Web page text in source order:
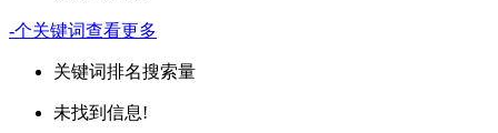
-个关键词查看更多
关键词排名搜索量
未找到信息!